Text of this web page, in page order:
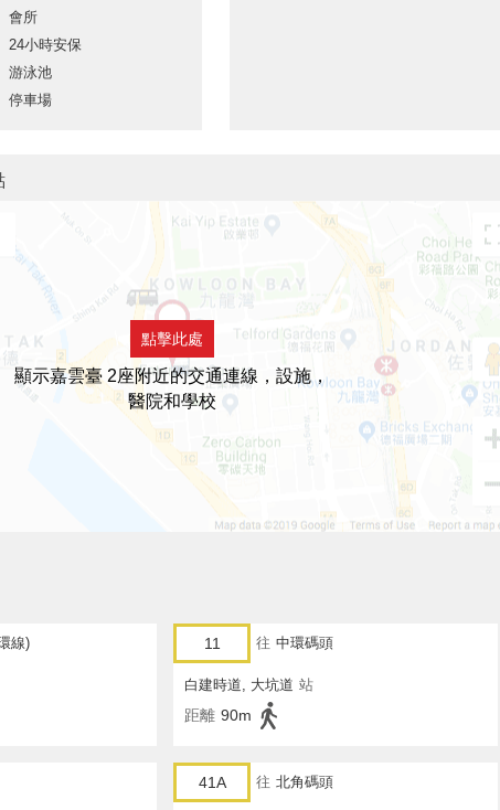
會所
24小時安保
游泳池
停車場
點擊此處
顯示嘉雲臺 2座附近的交通連線，設施，
醫院和學校
線) 11 往 中環碼頭
白建時道, 大坑道 站
距離 90m
41A 往 北角碼頭